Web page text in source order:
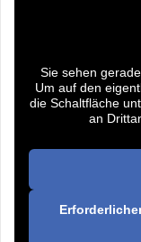
Sie sehen
Um auf den
die Schaltfläche
an